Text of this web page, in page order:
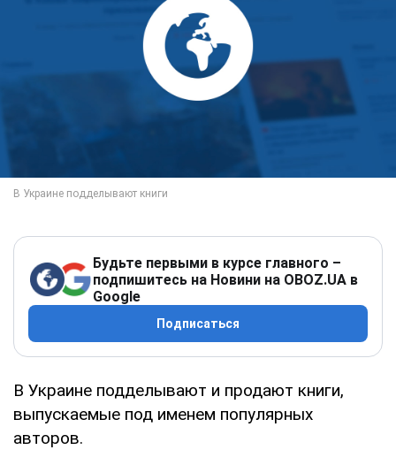
Будьте первыми в курсе главного –
подпишитесь на Новини на OBOZ.UA в
Google
Подписаться
В Украине подделывают и продают книги,
выпускаемые под именем популярных
авторов.